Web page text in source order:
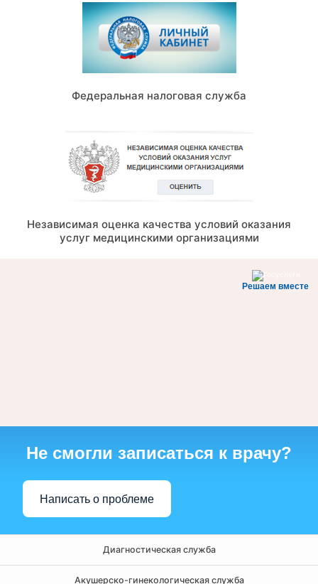
Федеральная налоговая служба
Независимая оценка качества условий оказания
услуг медицинскими организациями
Решаем вместе
Не смогли записаться к врачу?
Написать о проблеме
Диагностическая служба
Акушерско-гинекологическая служба